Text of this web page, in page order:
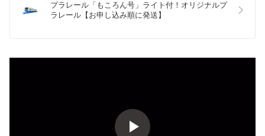
プラレール「もころん号」ライト付！オリジナルプ
ラレール【お申し込み順に発送】